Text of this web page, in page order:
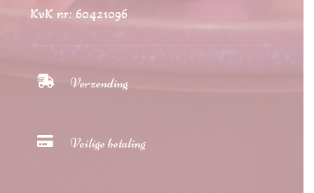
KvK nr: 60421096
 Verzending
 Veilige betaling